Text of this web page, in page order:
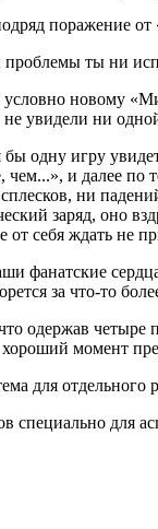
поражение
ты ни
новому
не увидели ни
одну игру
и далее по
ни
заряд, оно
себя ждать не
фанатские
за что-то
одержав четыре
хороший момент
для отдельного
для